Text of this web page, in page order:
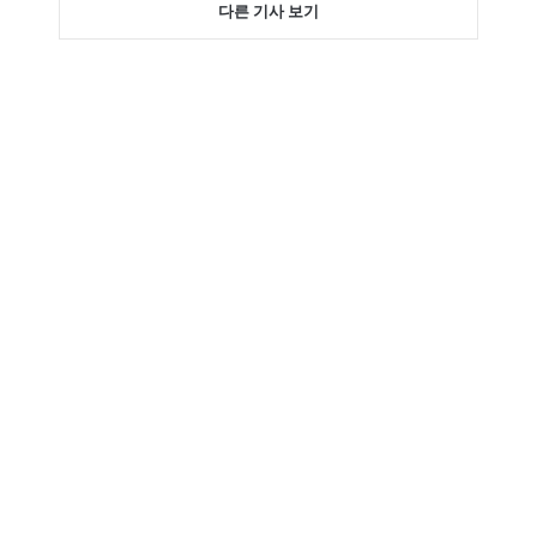
다른 기사 보기